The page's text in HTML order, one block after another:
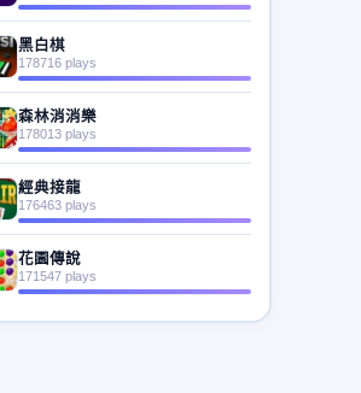
黑白棋
178716 plays
森林消消樂
178013 plays
經典接龍
176463 plays
花園傳說
171547 plays